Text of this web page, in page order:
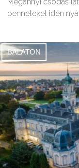
benneteket idén
BALATON